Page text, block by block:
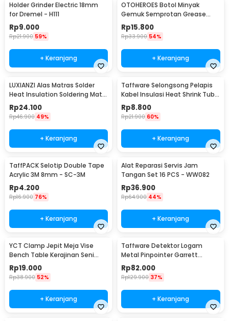
Holder Grinder Electric 18mm
for Dremel - H111
Rp9.000
Rp21.900 59%
+ Keranjang
OTOHEROES Botol Minyak
Gemuk Semprotan Grease
Gun 250ml - Q001
Rp15.800
Rp33.900 54%
+ Keranjang
LUXIANZI Alas Matras Solder
Heat Insulation Soldering Mat
340x230mm - S-120B
Rp24.100
Rp46.900 49%
+ Keranjang
Taffware Selongsong Pelapis
Kabel Insulasi Heat Shrink Tube
127 PCS - RSG-AHZ
Rp8.800
Rp21.900 60%
+ Keranjang
TaffPACK Selotip Double Tape
Acrylic 3M 8mm - SC-3M
Rp4.200
Rp16.900 76%
+ Keranjang
Alat Reparasi Servis Jam
Tangan Set 16 PCS - WW082
Rp36.900
Rp64.900 44%
+ Keranjang
YCT Clamp Jepit Meja Vise
Bench Table Kerajinan Seni
Perhiasan 25mm - QST
Rp19.000
Rp38.900 52%
+ Keranjang
Taffware Detektor Logam
Metal Pinpointer Garrett
Waterproof - 1166000
Rp82.000
Rp129.900 37%
+ Keranjang